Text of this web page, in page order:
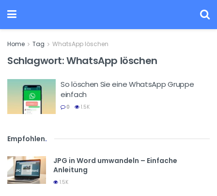
Home Tag WhatsApp löschen
Schlagwort:WhatsApp löschen
So löschen Sie eine WhatsApp Gruppe
einfach
0 1.5K
Empfohlen.
JPG in Word umwandeln – Einfache
Anleitung
1.5K